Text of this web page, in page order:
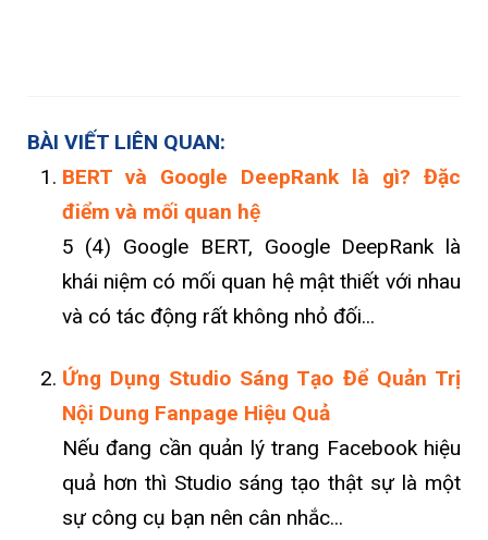
BÀI VIẾT LIÊN QUAN:
BERT và Google DeepRank là gì? Đặc
điểm và mối quan hệ
5 (4) Google BERT, Google DeepRank là
khái niệm có mối quan hệ mật thiết với nhau
và có tác động rất không nhỏ đối...
Ứng Dụng Studio Sáng Tạo Để Quản Trị
Nội Dung Fanpage Hiệu Quả
Nếu đang cần quản lý trang Facebook hiệu
quả hơn thì Studio sáng tạo thật sự là một
sự công cụ bạn nên cân nhắc...